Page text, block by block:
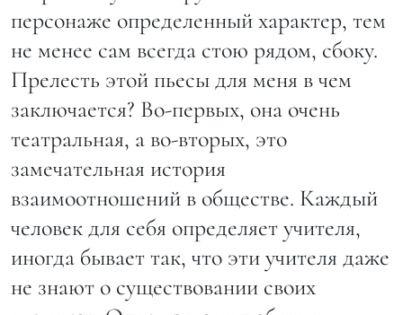
персонаже определенный характер, тем
не менее сам всегда стою рядом, сбоку.
Прелесть этой пьесы для меня в чем
заключается? Во-первых, она очень
театральная, а во-вторых, это
замечательная история
взаимоотношений в обществе. Каждый
человек для себя определяет учителя,
иногда бывает так, что эти учителя даже
не знают о существовании своих